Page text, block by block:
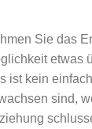
Sie das
etwas
ist kein
sind,